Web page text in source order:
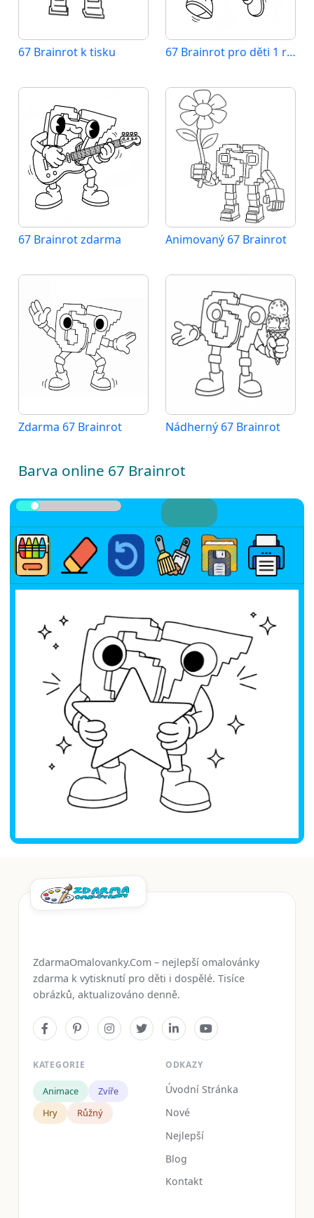
67 Brainrot k tisku 67 Brainrot pro děti 1 rok
67 Brainrot zdarma Animovaný 67 Brainrot
Zdarma 67 Brainrot Nádherný 67 Brainrot
Barva online 67 Brainrot
ZdarmaOmalovanky.Com – nejlepší omalovánky
zdarma k vytisknutí pro děti i dospělé. Tisíce
obrázků, aktualizováno denně.
KATEGORIE
Animace
Zvíře
Hry
Růžný
ODKAZY
Úvodní Stránka
Nové
Nejlepší
Blog
Kontakt